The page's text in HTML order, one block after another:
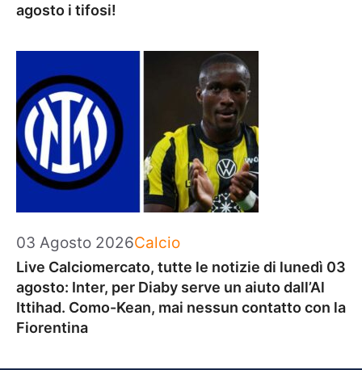
agosto i tifosi!
03 Agosto 2026Categorie
Calcio
Live Calciomercato, tutte le notizie di lunedì 03
agosto: Inter, per Diaby serve un aiuto dall’Al
Ittihad. Como-Kean, mai nessun contatto con la
Fiorentina